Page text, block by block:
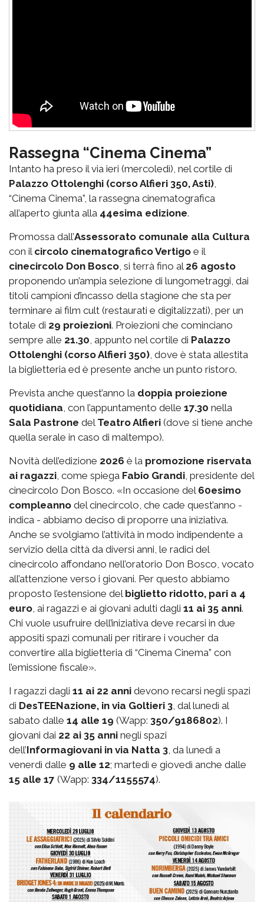
Rassegna “Cinema Cinema”
Intanto ha preso il via ieri (mercoledì), nel cortile di
Palazzo Ottolenghi (corso Alfieri 350, Asti),
“Cinema Cinema”, la rassegna cinematografica
all’aperto giunta alla 44esima edizione.
Promossa dall’Assessorato comunale alla Cultura
con il circolo cinematografico Vertigo e il
cinecircolo Don Bosco, si terrà fino al 26 agosto
proponendo un’ampia selezione di lungometraggi, dai
titoli campioni d’incasso della stagione che sta per
terminare ai film cult (restaurati e digitalizzati), per un
totale di 29 proiezioni. Proiezioni che cominciano
sempre alle 21.30, appunto nel cortile di Palazzo
Ottolenghi (corso Alfieri 350), dove è stata allestita
la biglietteria ed è presente anche un punto ristoro.
Prevista anche quest’anno la doppia proiezione
quotidiana, con l’appuntamento delle 17.30 nella
Sala Pastrone del Teatro Alfieri (dove si tiene anche
quella serale in caso di maltempo).
Novità dell’edizione 2026 è la promozione riservata
ai ragazzi, come spiega Fabio Grandi, presidente del
cinecircolo Don Bosco. «In occasione del 60esimo
compleanno del cinecircolo, che cade quest’anno -
indica - abbiamo deciso di proporre una iniziativa.
Anche se svolgiamo l’attività in modo indipendente a
servizio della città da diversi anni, le radici del
cinecircolo affondano nell’oratorio Don Bosco, vocato
all’attenzione verso i giovani. Per questo abbiamo
proposto l’estensione del biglietto ridotto, pari a 4
euro, ai ragazzi e ai giovani adulti dagli 11 ai 35 anni.
Chi vuole usufruire dell’iniziativa deve recarsi in due
appositi spazi comunali per ritirare i voucher da
convertire alla biglietteria di “Cinema Cinema” con
l’emissione fiscale».
I ragazzi dagli 11 ai 22 anni devono recarsi negli spazi
di DesTEENazione, in via Goltieri 3, dal lunedì al
sabato dalle 14 alle 19 (Wapp: 350/9186802). I
giovani dai 22 ai 35 anni negli spazi
dell’Informagiovani in via Natta 3, da lunedì a
venerdì dalle 9 alle 12; martedì e giovedì anche dalle
15 alle 17 (Wapp: 334/1155574).